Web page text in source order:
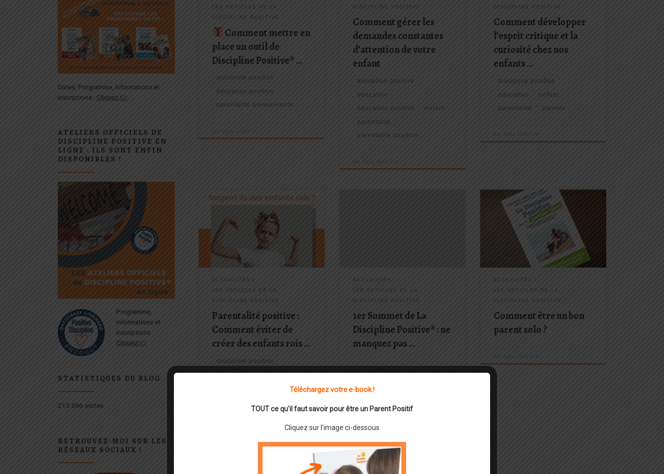
LES ARTICLES DE LA
DISCIPLINE POSITIVE
Comment mettre en
place un outil de
Discipline Positive® …
discipline positive
éducation positive
parentalité bienveillante
Edna GUCCIA
DISCIPLINE POSITIVE
Comment gérer les
demandes constantes
d’attention de votre
enfant
discipline positive
education
éducation positive enfant
parentalité
parentalité positive
par Edna GUCCIA
DISCIPLINE POSITIVE
Comment développer
l’esprit critique et la
curiosité chez nos
enfants …
discipline positive
education enfant
parentalité parents
par Edna GUCCIA
L'éducation des enfants est un défi
complexe et passionnant pour de
nombreux parents. Au fil des
dernières décennies, différentes
approches éducatives ont émergé,
certaines mettant l'accent sur
l'autorité et la discipline, tandis que
ACTUALITÉS
LES ARTICLES DE LA
DISCIPLINE POSITIVE
Parentalité positive :
Comment éviter de
créer des enfants rois …
discipline positive
education
enfant
ACTUALITÉS
LES ARTICLES DE LA
DISCIPLINE POSITIVE
1er Sommet de La
Discipline Positive® : ne
manquez pas …
J’ai eu le plaisir de parler de la
Discipline Positive® pour les parents
solos au micro de Nathalie ZANON
dans l’émission du Mouvement
International de la Réconciliation
(MIR). Quelles sont les difficultés
spécifiques à la famille
ACTUALITÉS
LES ARTICLES DE LA
DISCIPLINE POSITIVE
Comment être un bon
parent solo ?
par Edna GUCCIA
Dates, Programme, informations et
inscriptions : Cliquez ICI
ATELIERS OFFICIELS DE
DISCIPLINE POSITIVE EN
LIGNE : ILS SONT ENFIN
DISPONIBLES !
Programme,
informations et
inscriptions :
Cliquez ICI
STATISTIQUES DU BLOG
215 596 visites
RETROUVEZ-MOI SUR LES
RÉSEAUX SOCIAUX !
Téléchargez votre e-book !
TOUT ce qu'il faut savoir pour être un Parent Positif
Cliquez sur l'image ci-dessous